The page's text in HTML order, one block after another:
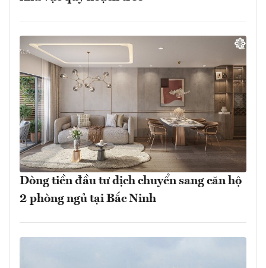
Dòng tiền đầu tư dịch chuyển sang căn hộ
2 phòng ngủ tại Bắc Ninh